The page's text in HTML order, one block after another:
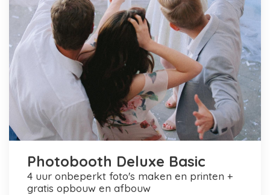
Photobooth Deluxe Basic
4 uur onbeperkt foto's maken en printen +
gratis opbouw en afbouw